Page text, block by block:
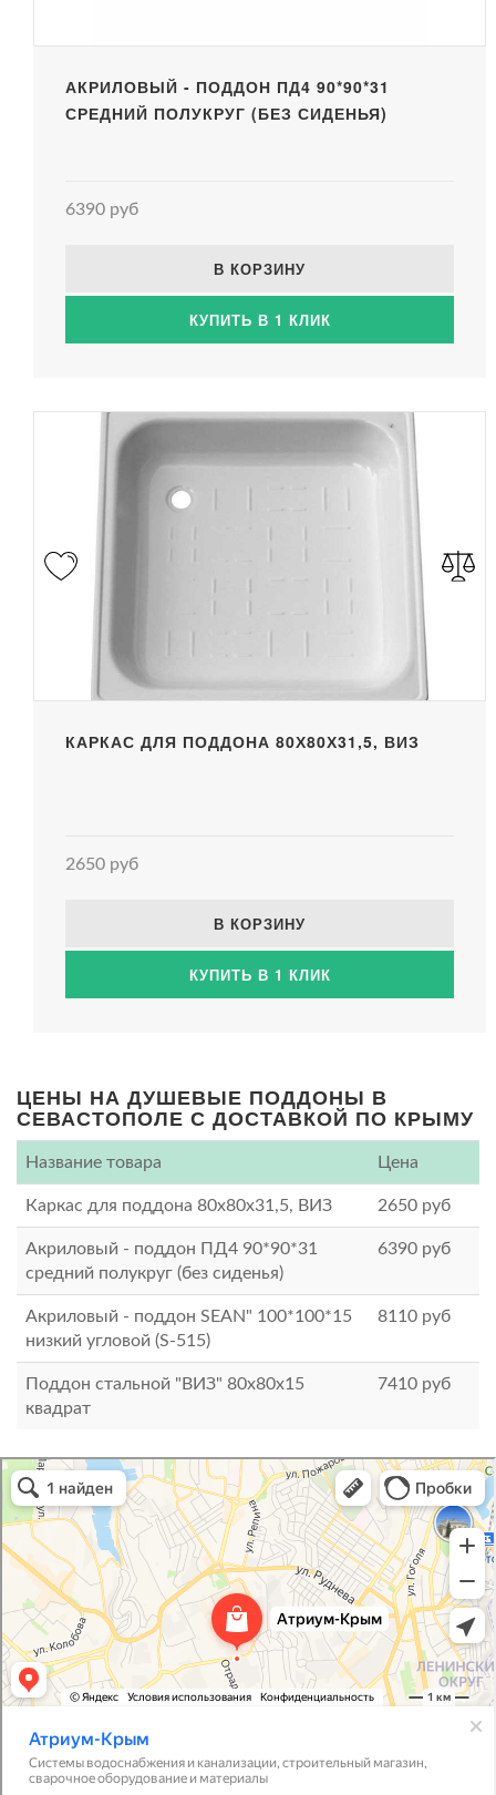
АКРИЛОВЫЙ - ПОДДОН ПД4 90*90*31
СРЕДНИЙ ПОЛУКРУГ (БЕЗ СИДЕНЬЯ)
6390 руб
В КОРЗИНУ
КУПИТЬ В 1 КЛИК
КАРКАС ДЛЯ ПОДДОНА 80Х80Х31,5, ВИЗ
2650 руб
В КОРЗИНУ
КУПИТЬ В 1 КЛИК
ЦЕНЫ НА ДУШЕВЫЕ ПОДДОНЫ В
СЕВАСТОПОЛЕ С ДОСТАВКОЙ ПО КРЫМУ
Название товара Цена
Каркас для поддона 80х80х31,5, ВИЗ 2650 руб
Акриловый - поддон ПД4 90*90*31
средний полукруг (без сиденья)
6390 руб
Акриловый - поддон SEAN" 100*100*15
низкий угловой (S-515)
8110 руб
Поддон стальной "ВИЗ" 80х80х15
квадрат
7410 руб
Атриум-Крым
Системы водоснабжения, отопления, канализации в Севастополе
Снабжение строительных объектов в Севастополе